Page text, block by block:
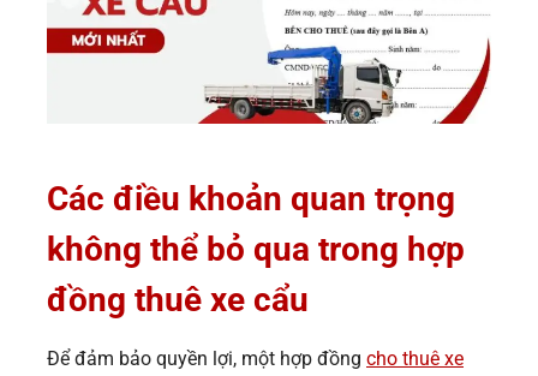
Các điều khoản quan trọng
không thể bỏ qua trong hợp
đồng thuê xe cẩu
Để đảm bảo quyền lợi, một hợp đồng cho thuê xe